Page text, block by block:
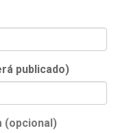
publicado)
(opcional)